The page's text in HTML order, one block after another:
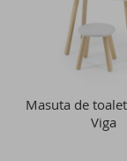
Masuta de
Viga